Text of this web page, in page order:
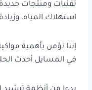
تقنيات ومنتجات
استهلاك المياه،
إننا نؤمن بأهمية
في المسايل أحدث